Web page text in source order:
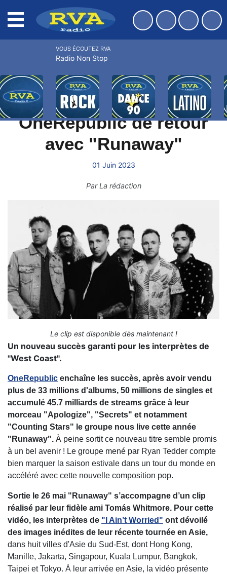
ACCUEIL BONS PLANS INFOS WEBRADIOS
OneRepublic de retour
avec "Runaway"
01 Juin 2023
ParLa rédaction
Le clip est disponible dès maintenant !
Un nouveau succès garanti pour les interprètes de
"West Coast".
OneRepublic enchaîne les succès, après avoir vendu
plus de 33 millions d'albums, 50 millions de singles et
accumulé 45.7 milliards de streams grâce à leur
morceau "Apologize", "Secrets" et notamment
"Counting Stars" le groupe nous live cette année
"Runaway". À peine sortit ce nouveau titre semble promis
à un bel avenir ! Le groupe mené par Ryan Tedder compte
bien marquer la saison estivale dans un tour du monde en
accéléré avec cette nouvelle composition pop.
Sortie le 26 mai "Runaway" s’accompagne d’un clip
réalisé par leur fidèle ami Tomás Whitmore. Pour cette
vidéo, les interprètes de "I Ain’t Worried" ont dévoilé
des images inédites de leur récente tournée en Asie,
dans huit villes d'Asie du Sud-Est, dont Hong Kong,
Manille, Jakarta, Singapour, Kuala Lumpur, Bangkok,
Taipei et Tokyo. À leur arrivée en Asie, la vidéo présente
VOUS ÉCOUTEZ RVA
Radio Non Stop